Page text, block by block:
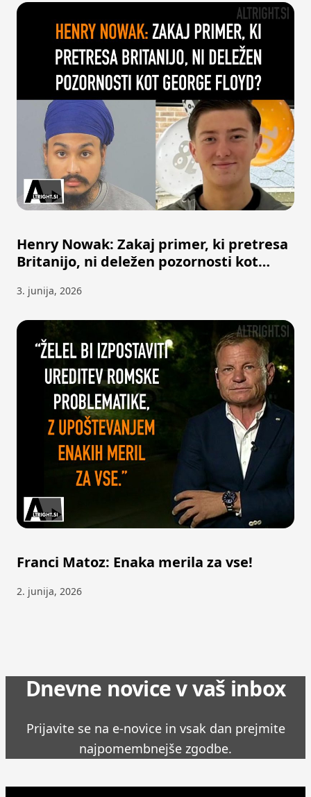
Henry Nowak: Zakaj primer, ki pretresa
Britanijo, ni deležen pozornosti kot
3. junija, 2026
Franci Matoz: Enaka merila za vse!
2. junija, 2026
Dnevne novice v vaš inbox
Prijavite se na e-novice in vsak dan prejmite
najpomembnejše zgodbe.